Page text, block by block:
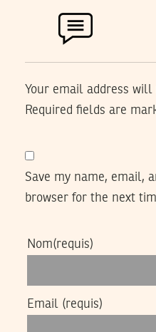
Your email address
Required fields are
Save my name, email,
browser for the next
Nom(requis)
Email (requis)